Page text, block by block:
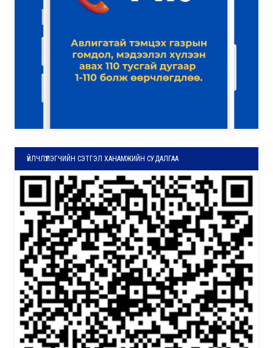
ҮЙЛЧЛҮҮЛЭГЧИЙН СЭТГЭЛ ХАНАМЖИЙН СУДАЛГАА